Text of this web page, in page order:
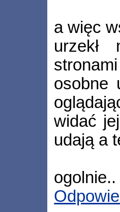
a więc
urzekł
osobne
widać
udają a